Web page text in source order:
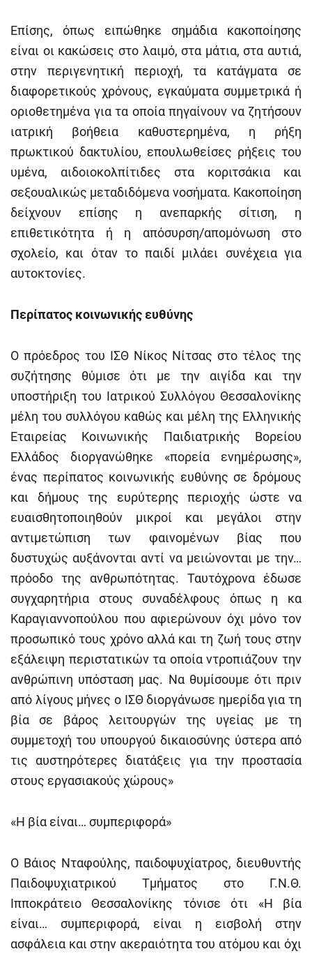
Επίσης, όπως ειπώθηκε σημάδια κακοποίησης
είναι οι κακώσεις στο λαιμό, στα μάτια, στα αυτιά,
στην περιγενητική περιοχή, τα κατάγματα σε
διαφορετικούς χρόνους, εγκαύματα συμμετρικά ή
οριοθετημένα για τα οποία πηγαίνουν να ζητήσουν
ιατρική βοήθεια καθυστερημένα, η ρήξη
πρωκτικού δακτυλίου, επουλωθείσες ρήξεις του
υμένα, αιδοιοκολπίτιδες στα κοριτσάκια και
σεξουαλικώς μεταδιδόμενα νοσήματα. Κακοποίηση
δείχνουν επίσης η ανεπαρκής σίτιση, η
επιθετικότητα ή η απόσυρση/απομόνωση στο
σχολείο, και όταν το παιδί μιλάει συνέχεια για
αυτοκτονίες.
Περίπατος κοινωνικής ευθύνης
Ο πρόεδρος του ΙΣΘ Νίκος Νίτσας στο τέλος της
συζήτησης θύμισε ότι με την αιγίδα και την
υποστήριξη του Ιατρικού Συλλόγου Θεσσαλονίκης
μέλη του συλλόγου καθώς και μέλη της Ελληνικής
Εταιρείας Κοινωνικής Παιδιατρικής Βορείου
Ελλάδος διοργανώθηκε «πορεία ενημέρωσης»,
ένας περίπατος κοινωνικής ευθύνης σε δρόμους
και δήμους της ευρύτερης περιοχής ώστε να
ευαισθητοποιηθούν μικροί και μεγάλοι στην
αντιμετώπιση των φαινομένων βίας που
δυστυχώς αυξάνονται αντί να μειώνονται με την…
πρόοδο της ανθρωπότητας. Ταυτόχρονα έδωσε
συγχαρητήρια στους συναδέλφους όπως η κα
Καραγιαννοπούλου που αφιερώνουν όχι μόνο τον
προσωπικό τους χρόνο αλλά και τη ζωή τους στην
εξάλειψη περιστατικών τα οποία ντροπιάζουν την
ανθρώπινη υπόσταση μας. Να θυμίσουμε ότι πριν
από λίγους μήνες ο ΙΣΘ διοργάνωσε ημερίδα για τη
βία σε βάρος λειτουργών της υγείας με τη
συμμετοχή του υπουργού δικαιοσύνης ύστερα από
τις αυστηρότερες διατάξεις για την προστασία
στους εργασιακούς χώρους»
«Η βία είναι… συμπεριφορά»
Ο Βάιος Νταφούλης, παιδοψυχίατρος, διευθυντής
Παιδοψυχιατρικού Τμήματος στο Γ.Ν.Θ.
Ιπποκράτειο Θεσσαλονίκης τόνισε ότι «Η βία
είναι… συμπεριφορά, είναι η εισβολή στην
ασφάλεια και στην ακεραιότητα του ατόμου και όχι